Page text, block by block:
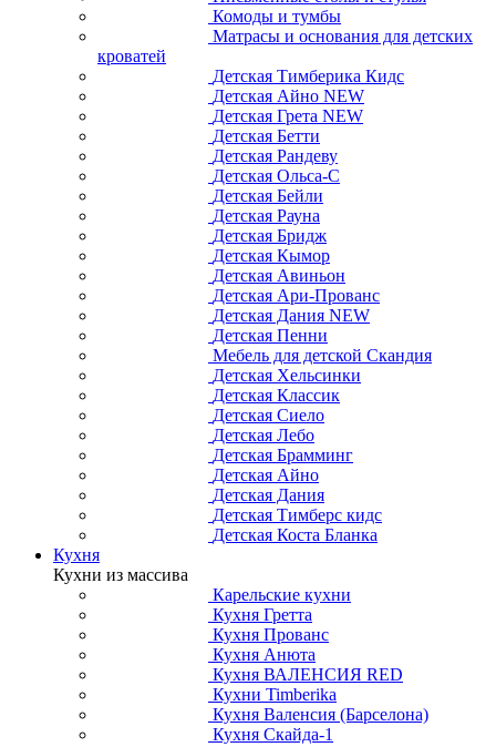
Комоды и тумбы
Матрасы и основания для детских
кроватей
Детская Тимберика Кидс
Детская Айно NEW
Детская Грета NEW
Детская Бетти
Детская Рандеву
Детская Ольса-С
Детская Бейли
Детская Рауна
Детская Бридж
Детская Кымор
Детская Авиньон
Детская Ари-Прованс
Детская Дания NEW
Детская Пенни
Мебель для детской Скандия
Детская Хельсинки
Детская Классик
Детская Сиело
Детская Лебо
Детская Брамминг
Детская Айно
Детская Дания
Детская Тимберс кидс
Детская Коста Бланка
Кухня
Кухни из массива
Карельские кухни
Кухня Гретта
Кухня Прованс
Кухня Анюта
Кухня ВАЛЕНСИЯ RED
Кухни Timberika
Кухня Валенсия (Барселона)
Кухня Скайда-1